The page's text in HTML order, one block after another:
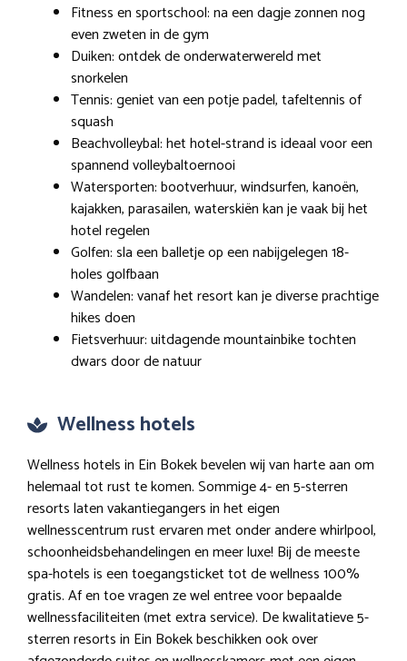
Fitness en sportschool: na een dagje zonnen nog
even zweten in de gym
Duiken: ontdek de onderwaterwereld met
snorkelen
Tennis: geniet van een potje padel, tafeltennis of
squash
Beachvolleybal: het hotel-strand is ideaal voor een
spannend volleybaltoernooi
Watersporten: bootverhuur, windsurfen, kanoën,
kajakken, parasailen, waterskiën kan je vaak bij het
hotel regelen
Golfen: sla een balletje op een nabijgelegen 18-
holes golfbaan
Wandelen: vanaf het resort kan je diverse prachtige
hikes doen
Fietsverhuur: uitdagende mountainbike tochten
dwars door de natuur
Wellness hotels
Wellness hotels in Ein Bokek bevelen wij van harte aan om
helemaal tot rust te komen. Sommige 4- en 5-sterren
resorts laten vakantiegangers in het eigen
wellnesscentrum rust ervaren met onder andere whirlpool,
schoonheidsbehandelingen en meer luxe! Bij de meeste
spa-hotels is een toegangsticket tot de wellness 100%
gratis. Af en toe vragen ze wel entree voor bepaalde
wellnessfaciliteiten (met extra service). De kwalitatieve 5-
sterren resorts in Ein Bokek beschikken ook over